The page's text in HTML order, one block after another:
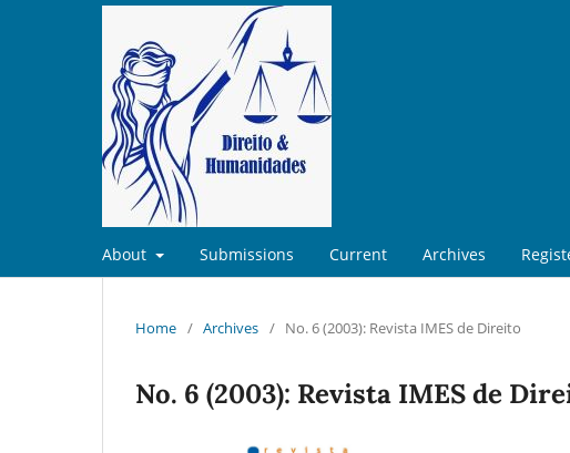
About Submissions Current Archives
Home / Archives / No. 6 (2003): Revista IMES de Direito
No. 6 (2003): Revista IMES de